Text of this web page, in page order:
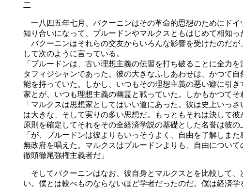
二
一八四五年七月、バクーニンはその革命的思想のためにド
知り合いになって、プルードンやマルクスともはじめて相知っ
バクーニンはそれらの交友からいろんな影響を受けたのだ
して次のように言っている。
「プルードンは、古い理想主義の伝習を打ち破ることに全力
タフィジシャンであった。彼の大きなふしあわせは、かつて
能を持っていた。しかし、いつもその理想主義の悪い癖に引
家とが、いつも理想主義の幽霊と戦っていた。しかもかつてそ
「マルクスは思想家としてはいい道にあった。彼は史上いっ
は大きな、そして実りの多い思想だ。もっともそれは決して
原則を確定してそれをその全経済学説の基礎とした名誉は彼の
「が、プルードンは彼よりもいっそうよく、自由を了解しま
無政府を唱えた。マルクスはプルードンよりも、自由につい
徹頭徹尾強権主義者だ」
そしてバクーニンはなお、彼自身とマルクスとを比較して
い。僕とは較べものならないほど学者だったのだ。僕は経済